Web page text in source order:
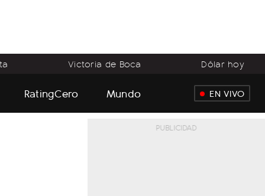
Victoria de Boca Dólar hoy
RatingCero Mundo EN VIVO